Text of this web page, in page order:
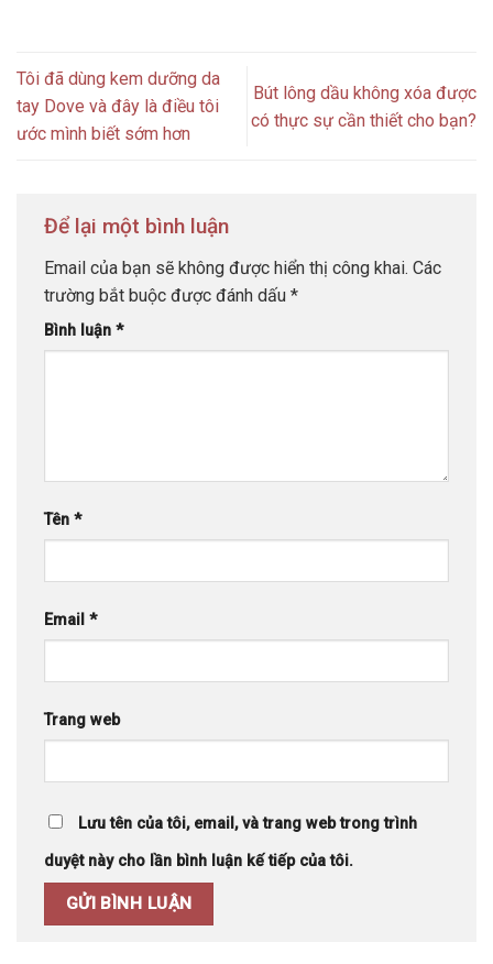
Tôi đã dùng kem dưỡng da
tay Dove và đây là điều tôi
ước mình biết sớm hơn
Bút lông dầu không xóa được
có thực sự cần thiết cho bạn?
Để lại một bình luận
Email của bạn sẽ không được hiển thị công khai. Các
trường bắt buộc được đánh dấu *
Bình luận *
Tên *
Email *
Trang web
Lưu tên của tôi, email, và trang web trong trình
duyệt này cho lần bình luận kế tiếp của tôi.